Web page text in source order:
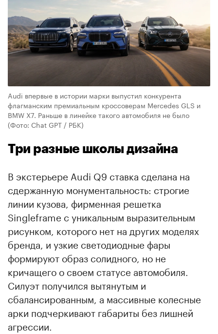
Audi впервые в истории марки выпустил конкурента
флагманским премиальным кроссоверам Mercedes GLS и
BMW X7. Раньше в линейке такого автомобиля не было
(Фото: Chat GPT / РБК)
00:00 00:00
Три разные школы дизайна
В экстерьере Audi Q9 ставка сделана на
сдержанную монументальность: строгие
линии кузова, фирменная решетка
Singleframe с уникальным выразительным
рисунком, которого нет на других моделях
бренда, и узкие светодиодные фары
формируют образ солидного, но не
кричащего о своем статусе автомобиля.
Силуэт получился вытянутым и
сбалансированным, а массивные колесные
арки подчеркивают габариты без лишней
агрессии.